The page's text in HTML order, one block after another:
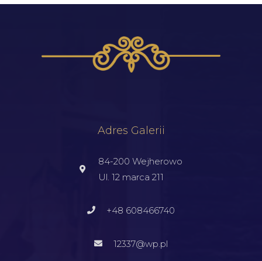
Adres Galerii
84-200 Wejherowo
Ul. 12 marca 211
+48 608466740
12337@wp.pl